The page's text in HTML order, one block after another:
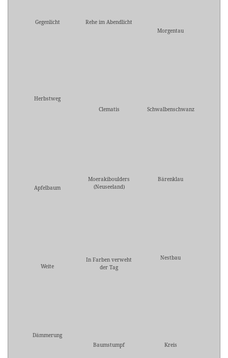
Gegenlicht
Rehe im Abendlicht
Morgentau
Herbstweg
Clematis
Schwalbenschwanz
Apfelbaum
Moerakiboulders
(Neuseeland)
Bärenklau
Weite
In Farben verweht
der Tag
Nestbau
Dämmerung
Baumstumpf
Kreis